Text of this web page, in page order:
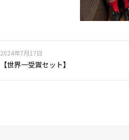
2024年7月17日
【世界一受賞セット】